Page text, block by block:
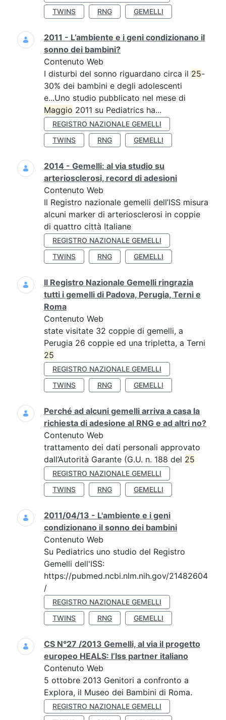
TWINS
RNG GEMELLI
2011 - L’ambiente e i geni condizionano il
sonno dei bambini?
Contenuto Web
I disturbi del sonno riguardano circa il 25-
30% dei bambini e degli adolescenti
e...Uno studio pubblicato nel mese di
Maggio 2011 su Pediatrics ha...
REGISTRO NAZIONALE GEMELLI
TWINS
RNG GEMELLI
2014 - Gemelli: al via studio su
arteriosclerosi, record di adesioni
Contenuto Web
Il Registro nazionale gemelli dell’ISS misura
alcuni marker di arteriosclerosi in coppie
di quattro città Italiane
REGISTRO NAZIONALE GEMELLI
TWINS
RNG GEMELLI
Il Registro Nazionale Gemelli ringrazia
tutti i gemelli di Padova, Perugia, Terni e
Roma
Contenuto Web
state visitate 32 coppie di gemelli, a
Perugia 26 coppie ed una tripletta, a Terni
25
REGISTRO NAZIONALE GEMELLI
TWINS
RNG GEMELLI
Perché ad alcuni gemelli arriva a casa la
richiesta di adesione al RNG e ad altri no?
Contenuto Web
trattamento dei dati personali approvato
dall’Autorità Garante (G.U. n. 188 del 25
REGISTRO NAZIONALE GEMELLI
TWINS
RNG GEMELLI
2011/04/13 - L'ambiente e i geni
condizionano il sonno dei bambini
Contenuto Web
Su Pediatrics uno studio del Registro
Gemelli dell'ISS:
https://pubmed.ncbi.nlm.nih.gov/21482604
/
REGISTRO NAZIONALE GEMELLI
TWINS
RNG GEMELLI
CS N°27 /2013 Gemelli, al via il progetto
europeo HEALS: l’Iss partner italiano
Contenuto Web
5 ottobre 2013 Genitori a confronto a
Explora, il Museo dei Bambini di Roma.
REGISTRO NAZIONALE GEMELLI